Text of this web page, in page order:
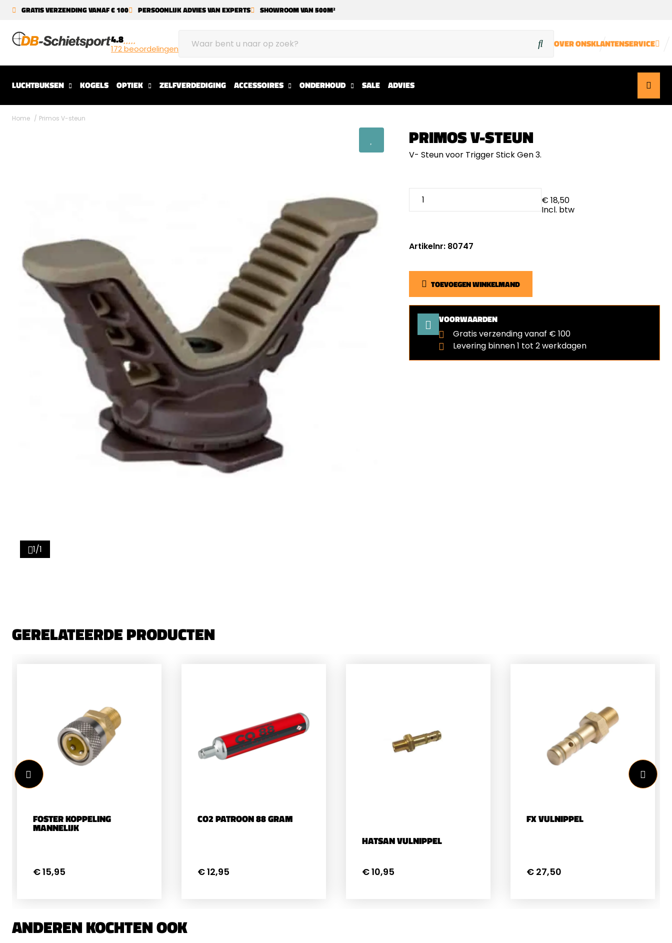
GRATIS VERZENDING VANAF € 100 PERSOONLIJK ADVIES VAN EXPERTS SHOWROOM VAN 500M²
4.8
172 beoordelingen OVER ONSKLANTENSERVICE
LUCHTBUKSEN KOGELS OPTIEK ZELFVERDEDIGING ACCESSOIRES ONDERHOUD SALE ADVIES
Home Primos V-steun
1/1
PRIMOS V-STEUN
V- Steun voor Trigger Stick Gen 3.
€ 18,50
Incl. btw
Artikelnr: 80747
TOEVOEGEN WINKELMAND
VOORWAARDEN
Gratis verzending vanaf € 100
Levering binnen 1 tot 2 werkdagen
GERELATEERDE PRODUCTEN
FOSTER KOPPELING
MANNELIJK
€ 15,95
CO2 PATROON 88 GRAM
€ 12,95
HATSAN VULNIPPEL
€ 10,95
FX VULNIPPEL
€ 27,50
ANDEREN KOCHTEN OOK